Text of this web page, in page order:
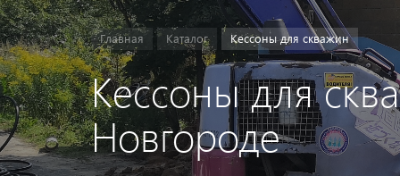
Главная Каталог Кессоны для скважин
Кессоны для
Новгороде